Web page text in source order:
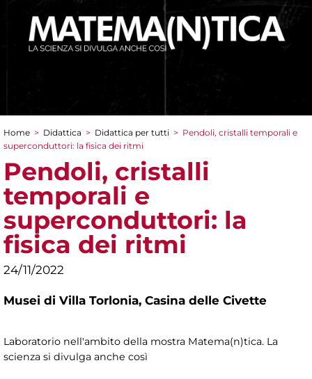
Tu sei qui
Home > Didattica > Didattica per tutti > Pendoli, cristalli temporali e
superconduttori: la fisica dei ritmi
Pendoli, cristalli
temporali e
superconduttori: la
fisica dei ritmi
24/11/2022
Musei di Villa Torlonia, Casina delle Civette
Laboratorio nell'ambito della mostra Matema(n)tica. La
scienza si divulga anche così